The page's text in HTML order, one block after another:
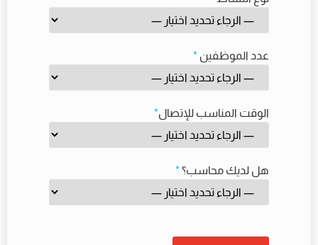
عدد الموظفين *
الوقت المناسب للإتصال*
هل لديك محاسب؟*